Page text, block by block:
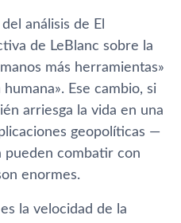
análisis de El
de LeBlanc sobre la
más herramientas»
Ese cambio, si
arriesga la vida en una
geopolíticas —
pueden combatir con
enormes.
la velocidad de la